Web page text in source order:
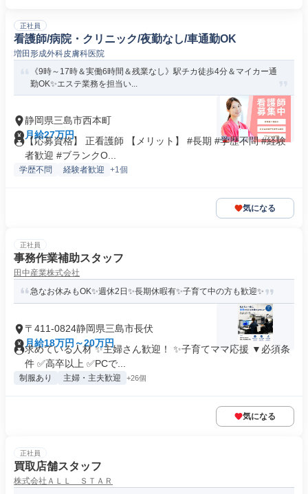
正社員
看護師/病院・クリニック/夜勤なし/車通勤OK
増田形成外科皮膚科医院
《9時～17時＆実働6時間＆残業なし》駅チカ徒歩4分＆マイカー通
勤OK✨エステ業務を担当い...
静岡県三島市西本町
月給27万円
【応募資格】 正看護師 【メリット】 #長期 #学歴不問 #経験
者歓迎 #ブランクO...
学歴不問 経験者歓迎 +1個
気になる
正社員
事務作業補助スタッフ
田中産業株式会社
急なお休みもOK✨週休2日✨長期休暇有✨子育て中の方も歓迎✨
〒411-0824静岡県三島市長伏
月給18万円～20万円
求めている人材 ✨主婦さん歓迎！ ✨子育てママ応援 ▼必須条
件 ✅高卒以上 ✅PCで...
制服あり 主婦・主夫歓迎 +26個
気になる
正社員
買取店舗スタッフ
株式会社ＡＬＬ ＳＴＡＲ